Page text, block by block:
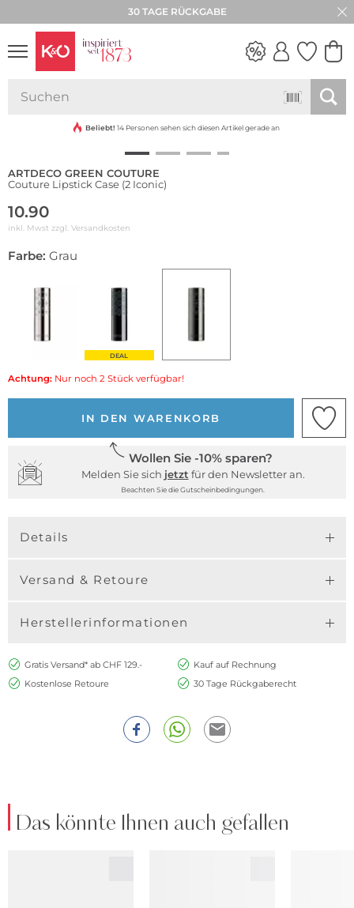
30 TAGE RÜCKGABE
VIBES
Beliebt! 14 Personen sehen sich diesen Artikel gerade an
ARTDECO GREEN COUTURE
Couture Lipstick Case (2 Iconic)
10.90
inkl. Mwst zzgl. Versandkosten
Farbe: Grau
DEAL
Achtung: Nur noch 2 Stück verfügbar!
IN DEN WARENKORB
Wollen Sie -10% sparen?
Melden Sie sich jetzt für den Newsletter an.
Beachten Sie die Gutscheinbedingungen.
Details
Versand & Retoure
Herstellerinformationen
Gratis Versand* ab CHF 129.-
Kauf auf Rechnung
Kostenlose Retoure
30 Tage Rückgaberecht
Das könnte Ihnen auch gefallen